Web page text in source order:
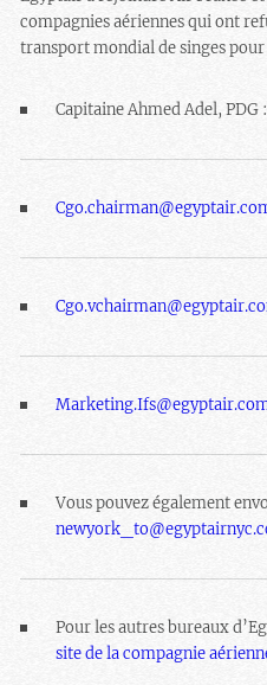
compagnies aériennes qui ont
transport mondial de singes
Capitaine Ahmed Adel, PDG
Vous pouvez également
Pour les autres bureaux
site de la compagnie